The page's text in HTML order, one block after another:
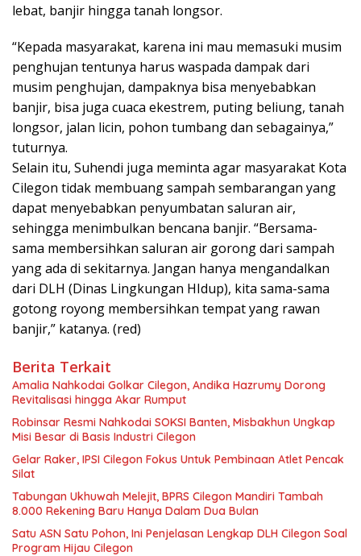
lebat, banjir hingga tanah longsor.
“Kepada masyarakat, karena ini mau memasuki musim
penghujan tentunya harus waspada dampak dari
musim penghujan, dampaknya bisa menyebabkan
banjir, bisa juga cuaca ekestrem, puting beliung, tanah
longsor, jalan licin, pohon tumbang dan sebagainya,”
tuturnya.
Selain itu, Suhendi juga meminta agar masyarakat Kota
Cilegon tidak membuang sampah sembarangan yang
dapat menyebabkan penyumbatan saluran air,
sehingga menimbulkan bencana banjir. “Bersama-
sama membersihkan saluran air gorong dari sampah
yang ada di sekitarnya. Jangan hanya mengandalkan
dari DLH (Dinas Lingkungan HIdup), kita sama-sama
gotong royong membersihkan tempat yang rawan
banjir,” katanya. (red)
Berita Terkait
Amalia Nahkodai Golkar Cilegon, Andika Hazrumy Dorong
Revitalisasi hingga Akar Rumput
Robinsar Resmi Nahkodai SOKSI Banten, Misbakhun Ungkap
Misi Besar di Basis Industri Cilegon
Gelar Raker, IPSI Cilegon Fokus Untuk Pembinaan Atlet Pencak
Silat
Tabungan Ukhuwah Melejit, BPRS Cilegon Mandiri Tambah
8.000 Rekening Baru Hanya Dalam Dua Bulan
Satu ASN Satu Pohon, Ini Penjelasan Lengkap DLH Cilegon Soal
Program Hijau Cilegon